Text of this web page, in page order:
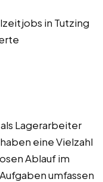
in Tutzing
Lagerarbeiter
eine Vielzahl
Ablauf im
umfassen